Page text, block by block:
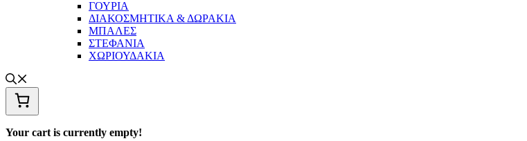
ΓΟΥΡΙΑ
ΔΙΑΚΟΣΜΗΤΙΚΑ & ΔΩΡΑΚΙΑ
ΜΠΑΛΕΣ
ΣΤΕΦΑΝΙΑ
ΧΩΡΙΟΥΔΑΚΙΑ
Your cart is currently empty!